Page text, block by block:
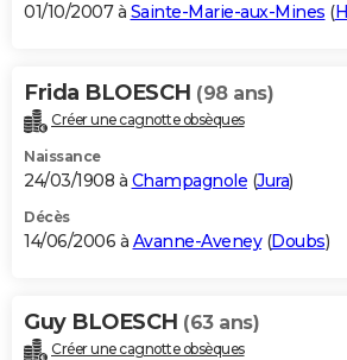
01/10/2007 à Sainte-Marie-aux-Mines (
Frida BLOESCH (98 ans)
Créer une cagnotte obsèques
Naissance
24/03/1908 à Champagnole (Jura)
Décès
14/06/2006 à Avanne-Aveney(Doubs)
Guy BLOESCH (63 ans)
Créer une cagnotte obsèques